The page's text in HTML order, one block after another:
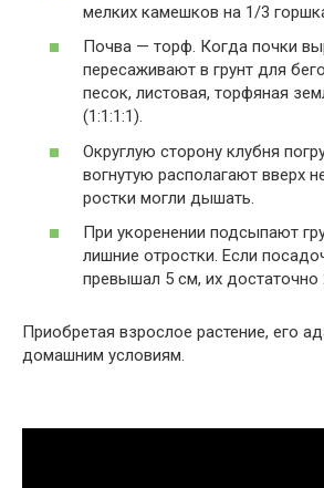
мелких камешков на 1/3
Почва — торф. Когда почки
пересаживают в грунт для
песок, листовая, торфяная
(1:1:1:1).
Округлую сторону клубня
вогнутую располагают вверх
ростки могли дышать.
При укоренении подсыпают
лишние отростки. Если
превышал 5 см, их достаточно
Приобретая взрослое растение, его
домашним условиям.